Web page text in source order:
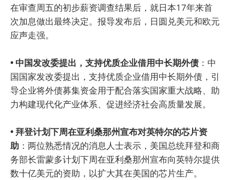
在审查周五的初步薪资调查结果后，就日本17年来首
次加息做出最终决定。报导发布后，日圆兑美元和欧元
应声走强。
• 中国发改委提出，支持优质企业借用中长期外债 ：中
国国家发改委提出，支持优质企业借用中长期外债，引
导企业将外债募集资金用于配合落实国家重大战略、助
力构建现代化产业体系、促进经济社会高质量发展。
• 拜登计划下周在亚利桑那州宣布对英特尔的芯片资
助 ：两位熟悉情况的消息人士表示，美国总统拜登和商
务部长雷蒙多计划下周在亚利桑那州宣布向英特尔提供
数十亿美元的资助，以扩大其在美国的芯片生产。